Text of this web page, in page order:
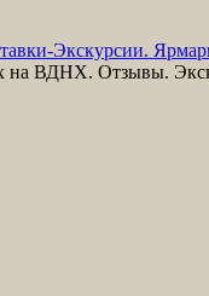
Экскурсии.
ВДНХ. Отзывы.